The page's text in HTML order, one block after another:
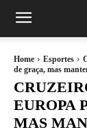
Home Esportes
de graça, mas
EUROPA
MAS